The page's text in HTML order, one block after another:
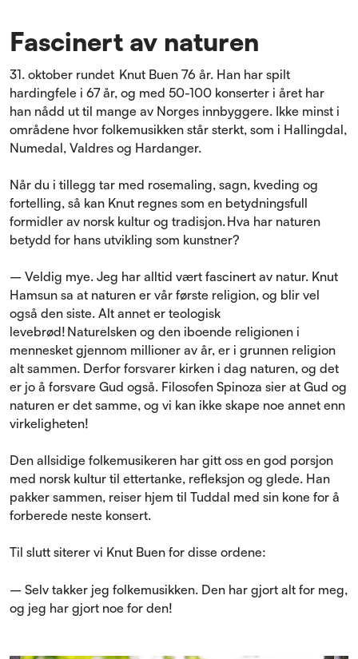
Fascinert av naturen
31. oktober rundet Knut Buen 76 år. Han har spilt
hardingfele i 67 år, og med 50-100 konserter i året har
han nådd ut til mange av Norges innbyggere. Ikke minst i
områdene hvor folkemusikken står sterkt, som i Hallingdal,
Numedal, Valdres og Hardanger.
Når du i tillegg tar med rosemaling, sagn, kveding og
fortelling, så kan Knut regnes som en betydningsfull
formidler av norsk kultur og tradisjon. Hva har naturen
betydd for hans utvikling som kunstner?
– Veldig mye. Jeg har alltid vært fascinert av natur. Knut
Hamsun sa at naturen er vår første religion, og blir vel
også den siste. Alt annet er teologisk
levebrød! Naturelsken og den iboende religionen i
mennesket gjennom millioner av år, er i grunnen religion
alt sammen. Derfor forsvarer kirken i dag naturen, og det
er jo å forsvare Gud også. Filosofen Spinoza sier at Gud og
naturen er det samme, og vi kan ikke skape noe annet enn
virkeligheten!
Den allsidige folkemusikeren har gitt oss en god porsjon
med norsk kultur til ettertanke, refleksjon og glede. Han
pakker sammen, reiser hjem til Tuddal med sin kone for å
forberede neste konsert.
Til slutt siterer vi Knut Buen for disse ordene:
– Selv takker jeg folkemusikken. Den har gjort alt for meg,
og jeg har gjort noe for den!